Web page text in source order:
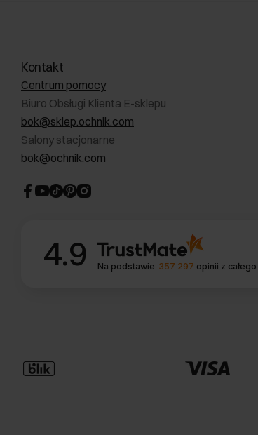
Kontakt
Centrum pomocy
Biuro Obsługi Klienta E-sklepu
bok@sklep.ochnik.com
Salony stacjonarne
bok@ochnik.com
4.9 Na podstawie 357 297 opinii z